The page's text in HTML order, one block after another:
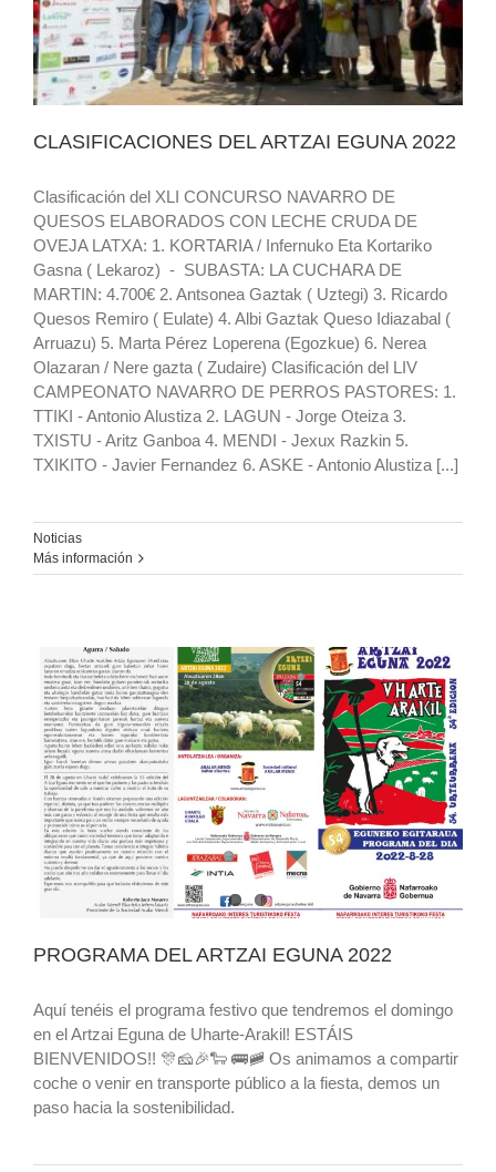
CLASIFICACIONES DEL ARTZAI EGUNA 2022
Clasificación del XLI CONCURSO NAVARRO DE
QUESOS ELABORADOS CON LECHE CRUDA DE
OVEJA LATXA: 1. KORTARIA / Infernuko Eta Kortariko
Gasna ( Lekaroz) - SUBASTA: LA CUCHARA DE
MARTIN: 4.700€ 2. Antsonea Gaztak ( Uztegi) 3. Ricardo
Quesos Remiro ( Eulate) 4. Albi Gaztak Queso Idiazabal (
Arruazu) 5. Marta Pérez Loperena (Egozkue) 6. Nerea
Olazaran / Nere gazta ( Zudaire) Clasificación del LIV
CAMPEONATO NAVARRO DE PERROS PASTORES: 1.
TTIKI - Antonio Alustiza 2. LAGUN - Jorge Oteiza 3.
TXISTU - Aritz Ganboa 4. MENDI - Jexux Razkin 5.
TXIKITO - Javier Fernandez 6. ASKE - Antonio Alustiza [...]
Noticias
Más información
PROGRAMA DEL ARTZAI EGUNA 2022
Aquí tenéis el programa festivo que tendremos el domingo
en el Artzai Eguna de Uharte-Arakil! ESTÁIS
BIENVENIDOS!! 🎊🧀🎉🐑 🚌🚞 Os animamos a compartir
coche o venir en transporte público a la fiesta, demos un
paso hacia la sostenibilidad.